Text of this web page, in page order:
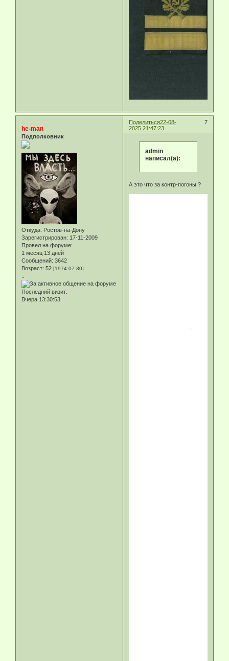
Поделиться 7
22-08-
2025 21:47:23
he-man
Подполковник
Откуда: Ростов-на-Дону
Зарегистрирован: 17-11-2009
Провел на форуме:
1 месяц 13 дней
Сообщений: 3642
Возраст: 52 [1974-07-30]
.:
Последний визит:
Вчера 13:30:53
admin
написал(а):
А это что за контр-погоны ?